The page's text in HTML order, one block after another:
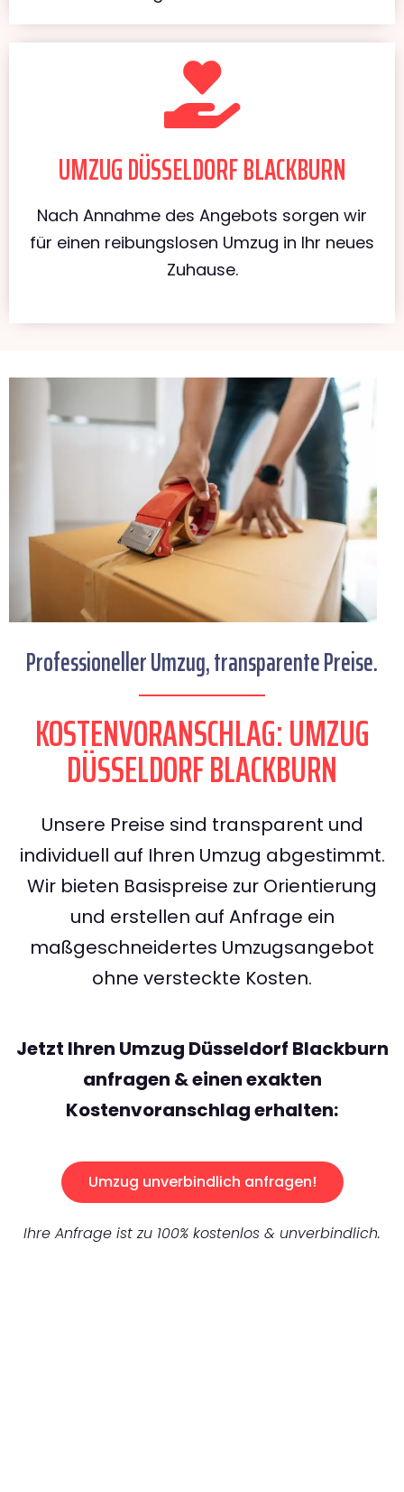
UMZUG DÜSSELDORF BLACKBURN
Nach Annahme des Angebots sorgen wir
für einen reibungslosen Umzug in Ihr neues
Zuhause.
Professioneller Umzug, transparente Preise.
KOSTENVORANSCHLAG: UMZUG
DÜSSELDORF BLACKBURN
Unsere Preise sind transparent und
individuell auf Ihren Umzug abgestimmt.
Wir bieten Basispreise zur Orientierung
und erstellen auf Anfrage ein
maßgeschneidertes Umzugsangebot
ohne versteckte Kosten.
Jetzt Ihren Umzug Düsseldorf Blackburn
anfragen & einen exakten
Kostenvoranschlag erhalten:
Umzug unverbindlich anfragen!
Ihre Anfrage ist zu 100% kostenlos & unverbindlich.